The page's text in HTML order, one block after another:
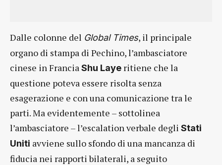
Dalle colonne del Global Times, il principale
organo di stampa di Pechino, l’ambasciatore
cinese in Francia Shu Laye ritiene che la
questione poteva essere risolta senza
esagerazione e con una comunicazione tra le
parti. Ma evidentemente – sottolinea
l’ambasciatore – l’escalation verbale degli Stati
Uniti avviene sullo sfondo di una mancanza di
fiducia nei rapporti bilaterali, a seguito